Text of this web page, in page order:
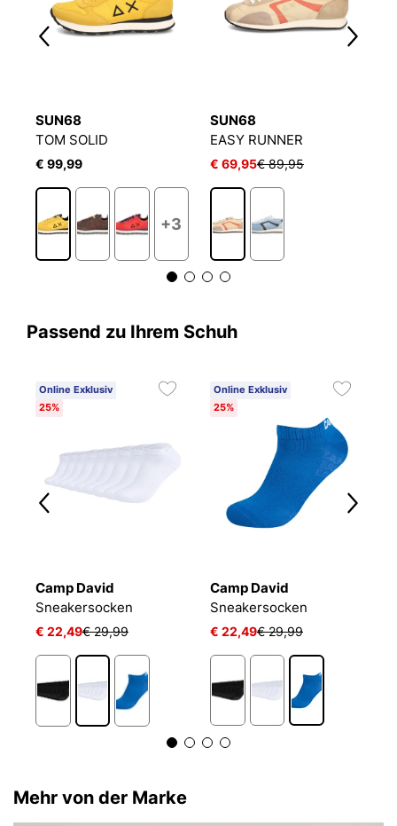
SUN68
TOM SOLID
€ 99,99
+3
SUN68
EASY RUNNER
€ 69,95€ 89,95
Passend zu Ihrem Schuh
Online Exklusiv
25%
Camp David
Sneakersocken
€ 22,49€ 29,99
Online Exklusiv
25%
Camp David
Sneakersocken
€ 22,49€ 29,99
Mehr von der Marke